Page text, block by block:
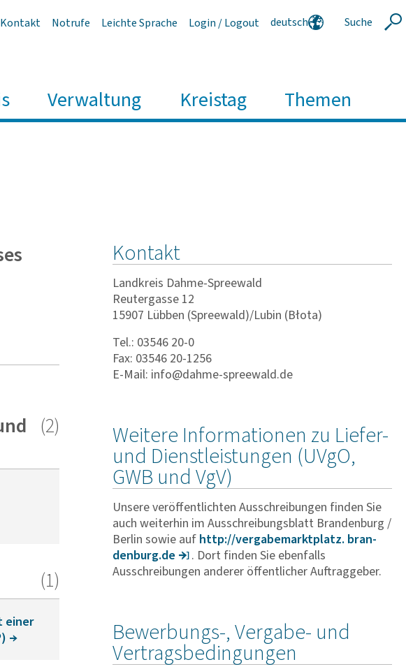
Kontakt Notrufe Leichte Sprache Login / Logout
deutsch
Suche
Verwaltung Kreistag Themen
(2)
(1)
einer
Kontakt
Landkreis Dahme-Spreewald
Reutergasse 12
15907 Lübben (Spreewald)/Lubin (Błota)
Tel.: 03546 20-0
Fax: 03546 20-1256
E-Mail: info@dahme-spreewald.de
Weitere Informationen zu Liefer-
und Dienstleistungen (UVgO,
GWB und VgV)
Unsere veröffentlichten Ausschreibungen finden Sie
auch weiterhin im Ausschreibungsblatt Brandenburg /
Berlin sowie auf http://verga­be­markt­platz. bran­
den­burg.de
. Dort finden Sie ebenfalls
Ausschreibungen anderer öffentlicher Auftraggeber.
Bewerbungs-, Vergabe- und
Vertragsbedingungen